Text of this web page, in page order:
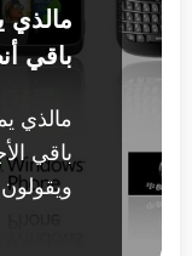
باقي
مالذي
باقي